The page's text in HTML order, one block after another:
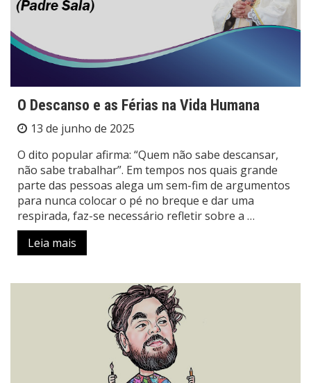
O Descanso e as Férias na Vida Humana
13 de junho de 2025
O dito popular afirma: “Quem não sabe descansar,
não sabe trabalhar”. Em tempos nos quais grande
parte das pessoas alega um sem-fim de argumentos
para nunca colocar o pé no breque e dar uma
respirada, faz-se necessário refletir sobre a …
Leia mais